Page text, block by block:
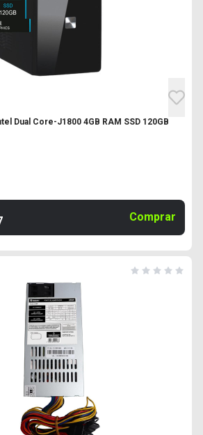
Valianty Intel Dual Core-J1800 4GB RAM SSD 120GB
Comprar